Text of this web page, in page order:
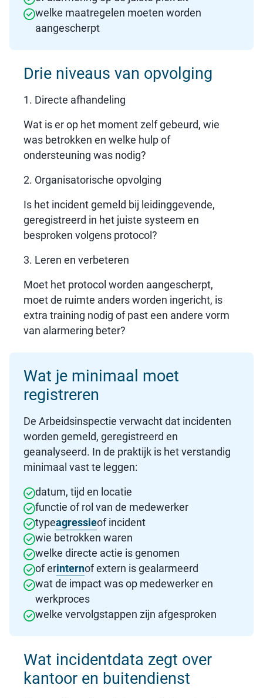
welke maatregelen moeten worden
aangescherpt
Drie niveaus van opvolging
1. Directe afhandeling
Wat is er op het moment zelf gebeurd, wie
was betrokken en welke hulp of
ondersteuning was nodig?
2. Organisatorische opvolging
Is het incident gemeld bij leidinggevende,
geregistreerd in het juiste systeem en
besproken volgens protocol?
3. Leren en verbeteren
Moet het protocol worden aangescherpt,
moet de ruimte anders worden ingericht, is
extra training nodig of past een andere vorm
van alarmering beter?
Wat je minimaal moet
registreren
De Arbeidsinspectie verwacht dat incidenten
worden gemeld, geregistreerd en
geanalyseerd. In de praktijk is het verstandig
minimaal vast te leggen:
datum, tijd en locatie
functie of rol van de medewerker
typeagressieof incident
wie betrokken waren
welke directe actie is genomen
of erinternof extern is gealarmeerd
wat de impact was op medewerker en
werkproces
welke vervolgstappen zijn afgesproken
Wat incidentdata zegt over
kantoor en buitendienst